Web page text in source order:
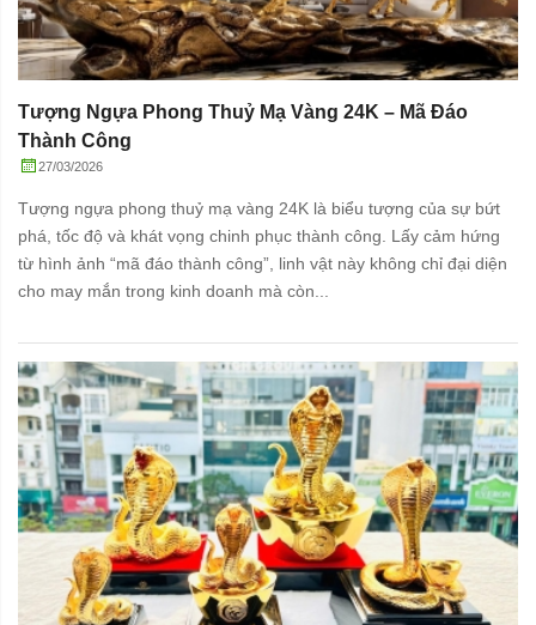
Tượng Ngựa Phong Thuỷ Mạ Vàng 24K – Mã Đáo
Thành Công
27/03/2026
Tượng ngựa phong thuỷ mạ vàng 24K là biểu tượng của sự bứt
phá, tốc độ và khát vọng chinh phục thành công. Lấy cảm hứng
từ hình ảnh “mã đáo thành công”, linh vật này không chỉ đại diện
cho may mắn trong kinh doanh mà còn...